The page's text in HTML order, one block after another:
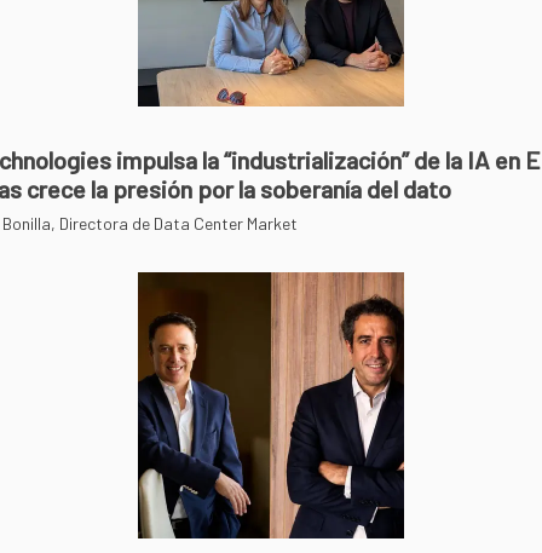
impulsa la “industrialización” de la IA en
crece la presión por la soberanía del dato
Directora de Data Center Market